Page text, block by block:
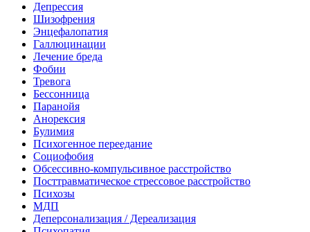
Депрессия
Шизофрения
Энцефалопатия
Галлюцинации
Лечение бреда
Фобии
Тревога
Бессонница
Паранойя
Анорексия
Булимия
Психогенное переедание
Социофобия
Обсессивно-компульсивное расстройство
Посттравматическое стрессовое расстройство
Психозы
МДП
Деперсонализация / Дереализация